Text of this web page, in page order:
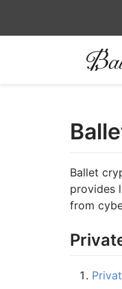
Ballet
provides
from